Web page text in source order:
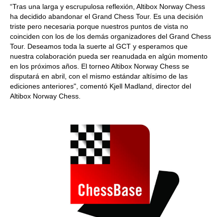
“Tras una larga y escrupulosa reflexión, Altibox Norway Chess
ha decidido abandonar el Grand Chess Tour. Es una decisión
triste pero necesaria porque nuestros puntos de vista no
coinciden con los de los demás organizadores del Grand Chess
Tour. Deseamos toda la suerte al GCT y esperamos que
nuestra colaboración pueda ser reanudada en algún momento
en los próximos años. El torneo Altibox Norway Chess se
disputará en abril, con el mismo estándar altísimo de las
ediciones anteriores", comentó Kjell Madland, director del
Altibox Norway Chess.